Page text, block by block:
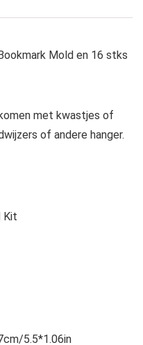
Mold en 16 stks
met kwastjes of
of andere hanger.
Kit
5.5*1.06in